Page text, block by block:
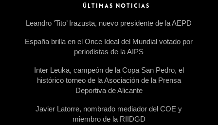
ÚLTIMAS NOTICIAS
Leandro ‘Tito’ Irazusta, nuevo presidente de la AEPD
España brilla en el Once Ideal del Mundial votado por
periodistas de la AIPS
Inter Leuka, campeón de la Copa San Pedro, el
histórico torneo de la Asociación de la Prensa
Deportiva de Alicante
Javier Latorre, nombrado mediador del COE y
miembro de la RIIDGD